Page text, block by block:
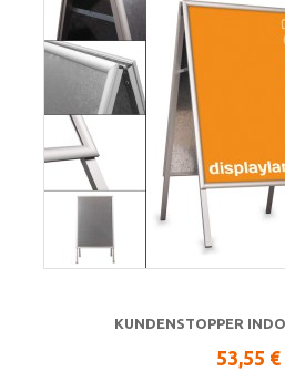
KUNDENSTOPPER
53,55 €